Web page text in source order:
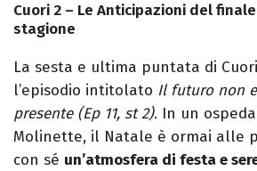
Cuori 2 – Le Anticipazioni del
stagione
La sesta e ultima puntata di
l’episodio intitolato Il futuro non
presente (Ep 11, st 2). In un
Molinette, il Natale è ormai alle
con sé un’atmosfera di festa e